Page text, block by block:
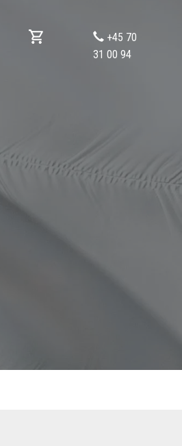
+45 70
31 00 94